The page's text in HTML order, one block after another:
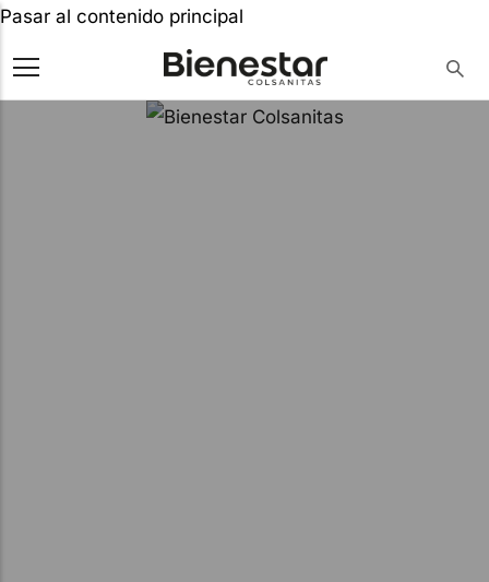
Pasar al contenido principal